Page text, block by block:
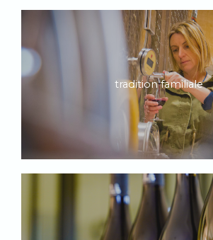
tradition familiale